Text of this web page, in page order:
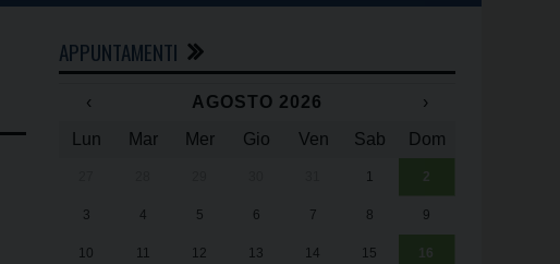
APPUNTAMENTI
‹ AGOSTO 2026
›
Lun
Mar Mer Gio Ven Sab Dom
1 2
3 4 5 6 7 8 9
10 11 12 13 14 15 16